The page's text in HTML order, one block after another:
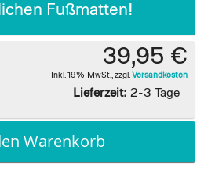
Fußmatten!
39,95 €
Inkl. 19% MwSt. zzgl. Versandkosten
Lieferzeit: 2-3 Tage
Warenkorb